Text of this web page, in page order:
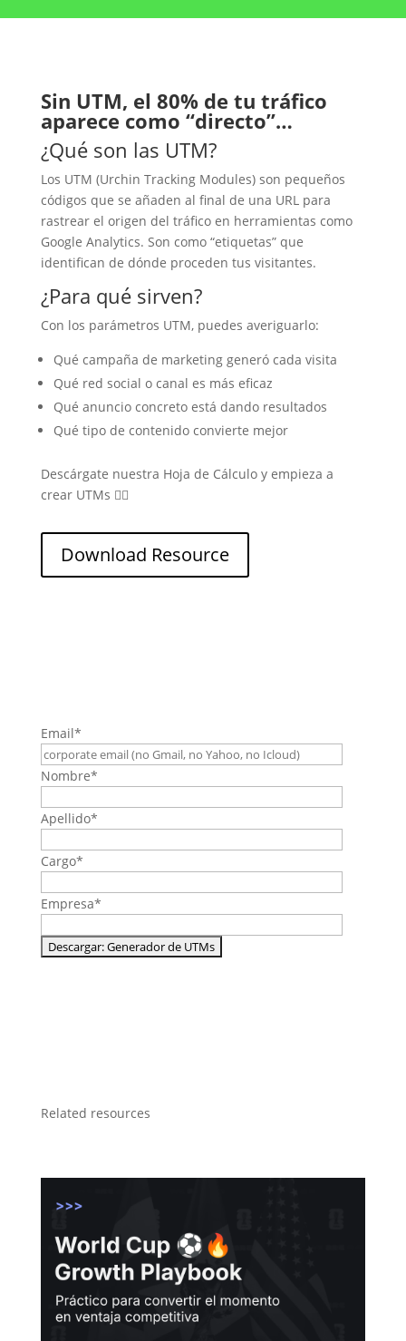
Sin UTM, el 80% de tu tráfico
aparece como “directo”…
¿Qué son las UTM?
Los UTM (Urchin Tracking Modules) son pequeños
códigos que se añaden al final de una URL para
rastrear el origen del tráfico en herramientas como
Google Analytics. Son como “etiquetas” que
identifican de dónde proceden tus visitantes.
¿Para qué sirven?
Con los parámetros UTM, puedes averiguarlo:
Qué campaña de marketing generó cada visita
Qué red social o canal es más eficaz
Qué anuncio concreto está dando resultados
Qué tipo de contenido convierte mejor
Descárgate nuestra Hoja de Cálculo y empieza a
crear UTMs 👇🏻
Download Resource
Email*
Nombre*
Apellido*
Cargo*
Empresa*
Related resources